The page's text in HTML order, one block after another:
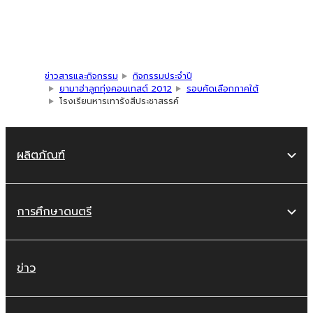
ข่าวสารและกิจกรรม
กิจกรรมประจำปี
ยามาฮ่าลูกทุ่งคอนเทสต์ 2012
รอบคัดเลือกภาคใต้
โรงเรียนหารเทารังสีประชาสรรค์
ผลิตภัณฑ์
การศึกษาดนตรี
ข่าว